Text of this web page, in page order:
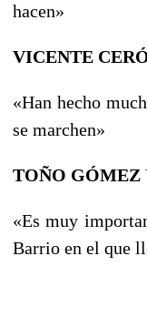
hacen»
VICENTE
«Han hecho
se marchen»
TOÑO GÓMEZ
«Es muy
Barrio en el que